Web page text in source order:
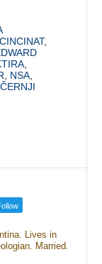
CINCINAT,
NSA
Lives in
Married.